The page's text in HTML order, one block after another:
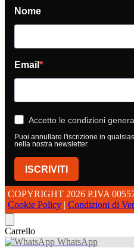
Nome
Email
Accetto le condizioni
Puoi annullare l'iscrizione in
nella nostra newsletter.
ISCRIVITI
COPYRIGHT 2026 P.IVA
Cookie Policy | Condizioni di
Carrello
WhatsApp